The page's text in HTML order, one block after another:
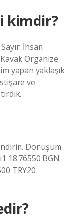
kimdir?
İhsan
Organize
yapan yaklaşık
ve
Dönüşüm
18.76550 BGN
TRY20